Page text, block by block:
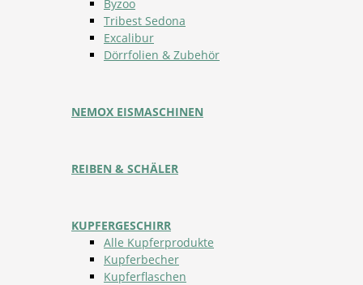
Byzoo
Tribest Sedona
Excalibur
Dörrfolien & Zubehör
NEMOX EISMASCHINEN
REIBEN & SCHÄLER
KUPFERGESCHIRR
Alle Kupferprodukte
Kupferbecher
Kupferflaschen